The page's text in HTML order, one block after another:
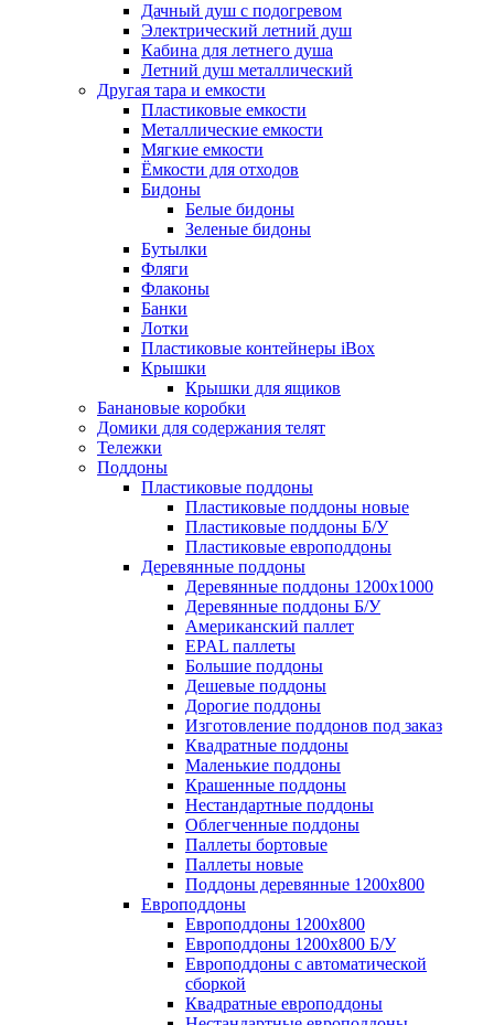
Дачный душ с подогревом
Электрический летний душ
Кабина для летнего душа
Летний душ металлический
Другая тара и емкости
Пластиковые емкости
Металлические емкости
Мягкие емкости
Ёмкости для отходов
Бидоны
Белые бидоны
Зеленые бидоны
Бутылки
Фляги
Флаконы
Банки
Лотки
Пластиковые контейнеры iBox
Крышки
Крышки для ящиков
Банановые коробки
Домики для содержания телят
Тележки
Поддоны
Пластиковые поддоны
Пластиковые поддоны новые
Пластиковые поддоны Б/У
Пластиковые европоддоны
Деревянные поддоны
Деревянные поддоны 1200х1000
Деревянные поддоны Б/У
Американский паллет
EPAL паллеты
Большие поддоны
Дешевые поддоны
Дорогие поддоны
Изготовление поддонов под заказ
Квадратные поддоны
Маленькие поддоны
Крашенные поддоны
Нестандартные поддоны
Облегченные поддоны
Паллеты бортовые
Паллеты новые
Поддоны деревянные 1200х800
Европоддоны
Европоддоны 1200х800
Европоддоны 1200х800 Б/У
Европоддоны с автоматической
сборкой
Квадратные европоддоны